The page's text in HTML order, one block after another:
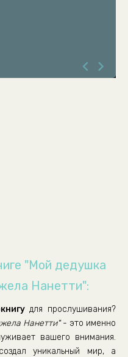
"Мой дедушка
Нанетти":
для прослушивания?
Нанетти"- это именно
вашего внимания.
уникальный мир, а